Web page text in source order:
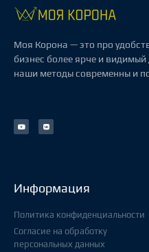
Моя Корона — это про
бизнес более ярче и
наши методы современны и
Информация
Политика конфиденциальности
Согласие на обработку
персональных данных